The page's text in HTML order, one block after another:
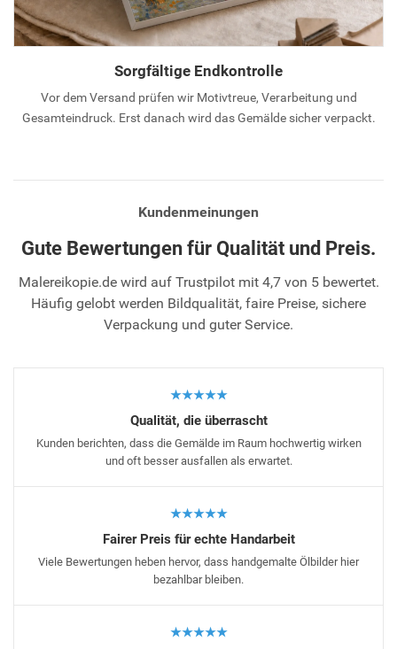
Sorgfältige Endkontrolle
Vor dem Versand prüfen wir Motivtreue, Verarbeitung und
Gesamteindruck. Erst danach wird das Gemälde sicher verpackt.
Kundenmeinungen
Gute Bewertungen für Qualität und Preis.
Malereikopie.de wird auf Trustpilot mit 4,7 von 5 bewertet.
Häufig gelobt werden Bildqualität, faire Preise, sichere
Verpackung und guter Service.
★★★★★
Qualität, die überrascht
Kunden berichten, dass die Gemälde im Raum hochwertig wirken
und oft besser ausfallen als erwartet.
★★★★★
Fairer Preis für echte Handarbeit
Viele Bewertungen heben hervor, dass handgemalte Ölbilder hier
bezahlbar bleiben.
★★★★★